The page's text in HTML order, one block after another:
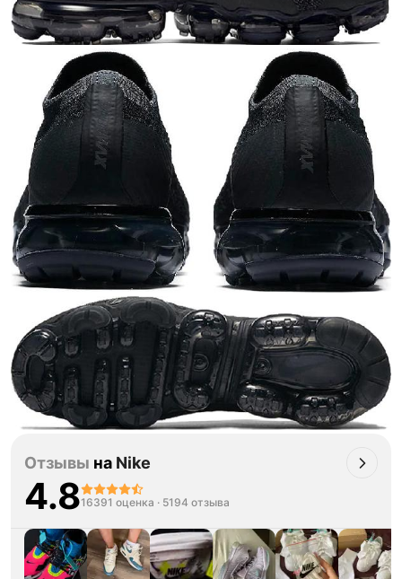
Отзывы на Nike
4.816391 оценка · 5194 отзыва